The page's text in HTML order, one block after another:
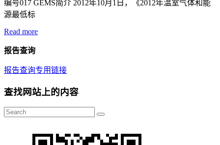
编号017 GEMS简介 2012年10月1日，《2012年温室气体和能
源最低标
Read more
报告查询
报告查询专用链接
查找网站上的内容